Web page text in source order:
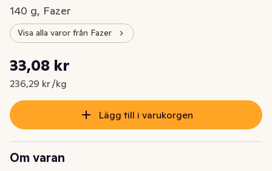
140 g, Fazer
Visa alla varor från Fazer
Nuvarande pris är: 33,08 kr
33,08 kr
236,29 kr /kg
Styckpris: 236,29 kr /kg
Lägg till i varukorgen
Om varan